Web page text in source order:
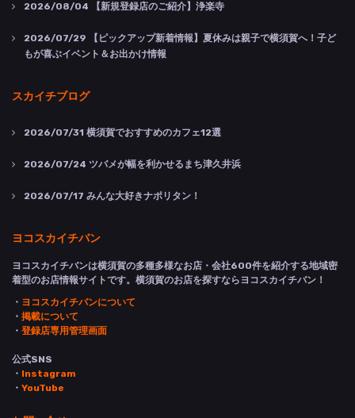
2026/08/04 【新規登録店のご紹介】浄楽寺
2026/07/29 【ピックアップ新着情報】夏休みは親子で横須賀へ！子ど
もが喜ぶイベント＆お出かけ情報
スカイチブログ
2026/07/31 横須賀でおすすめのカフェ12選
2026/07/24 ツバメが幅を利かせるまち津久井浜
2026/07/17 みんな大好きナポリタン！
ヨコスカイチバン
ヨコスカイチバンは横須賀の多種多様なお店・会社600件を紹介する地域密
着型のお店情報サイトです。横須賀のお店を探すならヨコスカイチバン！
・ ヨコスカイチバンについて
・ 掲載について
・ 登録店専用管理画面
公式SNS
・ Instagram
・ YouTube